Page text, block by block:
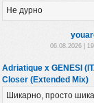
Не дурно
06.08.2026 |
Adriatique x GENESI
Closer (Extended Mix)
Шикарно, просто